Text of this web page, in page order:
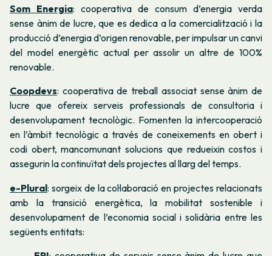
Som Energia: cooperativa de consum d’energia verda
sense ànim de lucre, que es dedica a la comercialització i la
producció d’energia d’origen renovable, per impulsar un canvi
del model energètic actual per assolir un altre de 100%
renovable.
Coopdevs: cooperativa de treball associat sense ànim de
lucre que ofereix serveis professionals de consultoria i
desenvolupament tecnològic. Fomenten la intercooperació
en l’àmbit tecnològic a través de coneixements en obert i
codi obert, mancomunant solucions que redueixin costos i
assegurin la continuïtat dels projectes al llarg del temps.
e-Plural: sorgeix de la col·laboració en projectes relacionats
amb la transició energètica, la mobilitat sostenible i
desenvolupament de l’economia social i solidària entre les
següents entitats: